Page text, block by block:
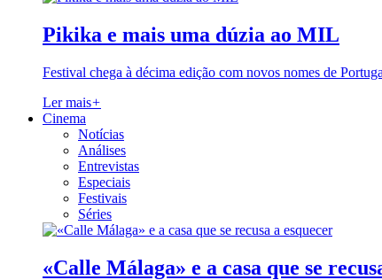
Pikika e mais uma dúzia ao MIL
Festival chega à décima edição com novos nomes de
Ler mais+
Cinema
Notícias
Análises
Entrevistas
Especiais
Festivais
Séries
«Calle Málaga» e a casa que se